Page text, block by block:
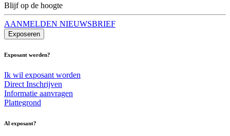
Blijf op de hoogte
AANMELDEN NIEUWSBRIEF
Exposeren
Exposant worden?
Ik wil exposant worden
Direct Inschrijven
Informatie aanvragen
Plattegrond
Al exposant?